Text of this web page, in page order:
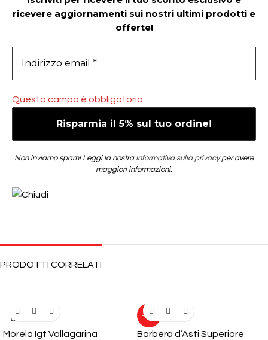
ricevere aggiornamenti sui nostri ultimi prodotti e
offerte!
Questo campo è obbligatorio.
Non inviamo spam! Leggi la nostra Informativa sulla privacyper avere
maggiori informazioni.
PRODOTTI CORRELATI
OUT
Morela Igt Vallagarina
-10%
Barbera d’Asti Superiore